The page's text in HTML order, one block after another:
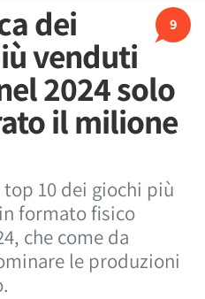
9
dei
venduti
2024 solo
il milione
10 dei giochi più
formato fisico
che come da
le produzioni